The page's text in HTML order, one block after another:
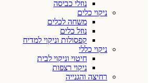
נוזלי כביסה
ניקוי כלים
משחה לכלים
נוזל כלים
קפסולות וניקוי למדיח
ניקוי כללי
חיטוי וניקוי לבית
ניקוי רצפות
רחיצה והגנייה